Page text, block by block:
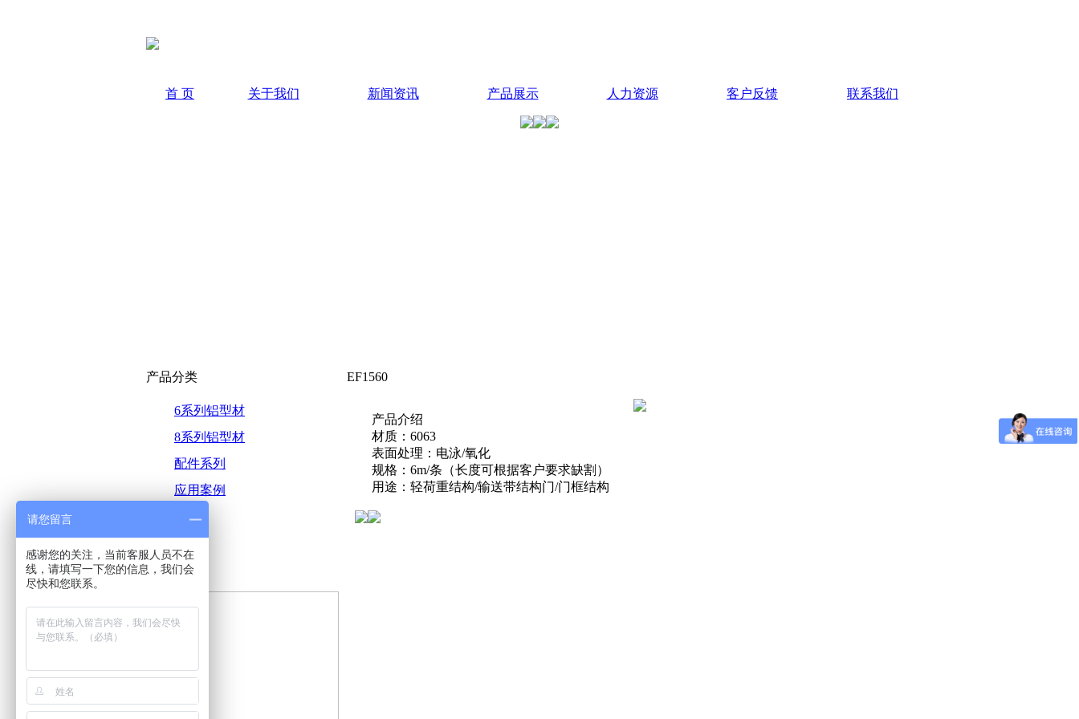
首 页 关于我们 新闻资讯 产品展示 人力资源 客户反馈 联系我们
产品分类
6系列铝型材
8系列铝型材
配件系列
应用案例
EF1560
产品介绍
材质：6063
表面处理：电泳/氧化
规格：6m/条（长度可根据客户要求缺割）
用途：轻荷重结构/输送带结构门/门框结构
请您留言
感谢您的关注，当前客服人员不在
线，请填写一下您的信息，我们会
尽快和您联系。